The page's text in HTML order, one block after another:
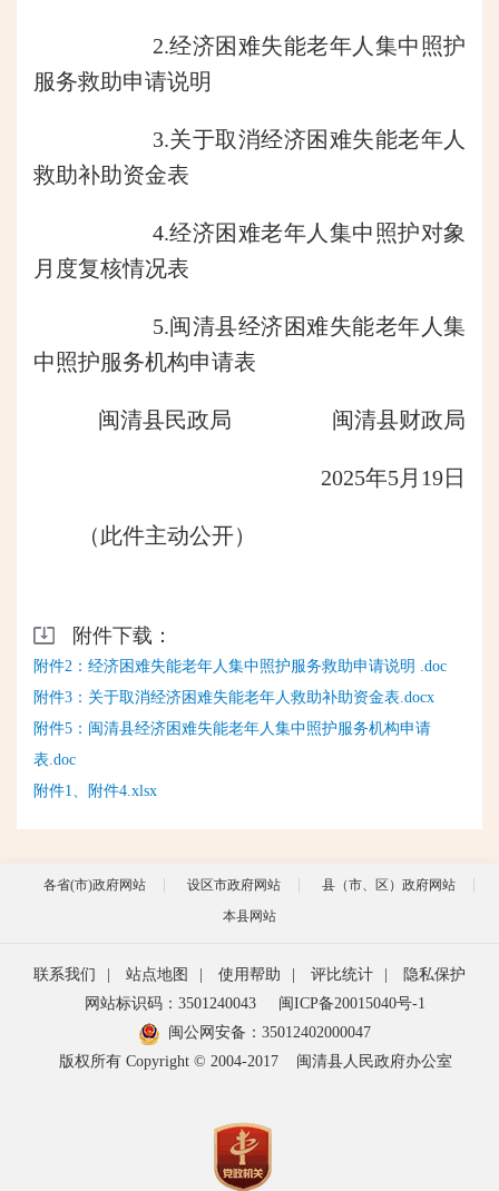
2.经济困难失能老年人集中照护
服务救助申请说明
3.关于取消经济困难失能老年人
救助补助资金表
4.经济困难老年人集中照护对象
月度复核情况表
5.闽清县经济困难失能老年人集
中照护服务机构申请表
闽清县民政局 闽清县财政局
2025年5月19日
（此件主动公开）
附件下载：
附件2：经济困难失能老年人集中照护服务救助申请说明 .doc
附件3：关于取消经济困难失能老年人救助补助资金表.docx
附件5：闽清县经济困难失能老年人集中照护服务机构申请
表.doc
附件1、附件4.xlsx
各省(市)政府网站 设区市政府网站
县（市、区）政府网站
本县网站
联系我们 站点地图 使用帮助 评比统计
隐私保护
网站标识码：3501240043
闽ICP备20015040号-1
闽公网安备： 35012402000047
版权所有 Copyright © 2004-2017
闽清县人民政府办公室